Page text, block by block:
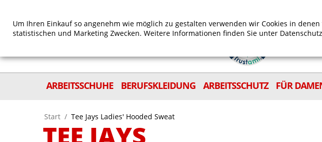
ARBEITSSCHUHE
BERUFSKLEIDUNG ARBEITSSCHUTZ FÜR
Start / Tee Jays Ladies' Hooded Sweat
Um Ihren Einkauf so angenehm wie möglich zu gestalten verwenden wir Cookies in
statistischen und Marketing Zwecken. Weitere Informationen finden Sie unter